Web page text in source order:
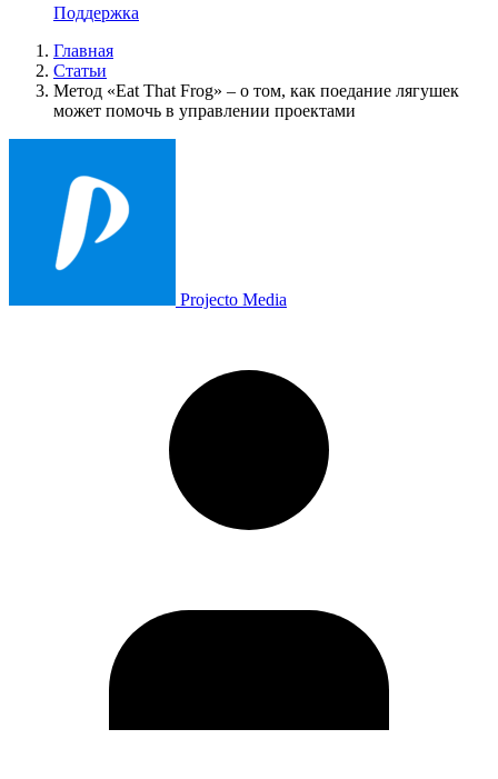
Поддержка
Главная
Статьи
Метод «Eat That Frog» – о том, как поедание лягушек
может помочь в управлении проектами
Projecto Media